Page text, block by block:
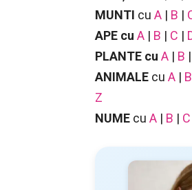
MUNTI cu A | B |
APE cu A | B | C |
PLANTE cu A | B |
ANIMALE cu A | B
Z
NUME cu A | B | C